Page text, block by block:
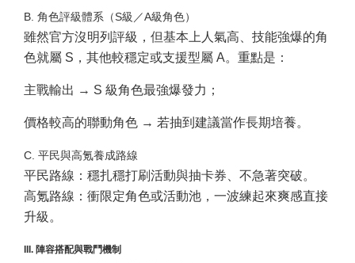
B. 角色評級體系（S級／A級角色）
雖然官方沒明列評級，但基本上人氣高、技能強爆的角
色就屬 S，其他較穩定或支援型屬 A。重點是：
主戰輸出 → S 級角色最強爆發力；
價格較高的聯動角色 → 若抽到建議當作長期培養。
C. 平民與高氪養成路線
平民路線：穩扎穩打刷活動與抽卡券、不急著突破。
高氪路線：衝限定角色或活動池，一波練起來爽感直接
升級。
III. 陣容搭配與戰鬥機制